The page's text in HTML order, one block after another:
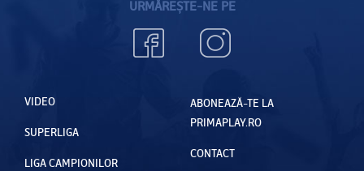
URMĂREȘTE-NE PE
VIDEO
SUPERLIGA
LIGA CAMPIONILOR
ABONEAZĂ-TE LA
PRIMAPLAY.RO
CONTACT